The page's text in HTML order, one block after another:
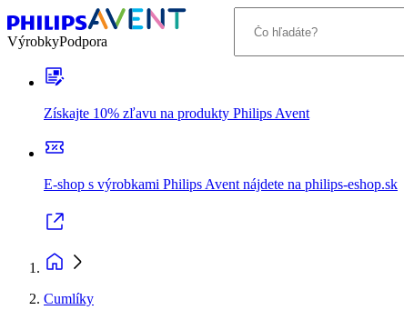
VýrobkyPodpora
Získajte 10% zľavu na produkty Philips Avent
E-shop s výrobkami Philips Avent nájdete na philips-eshop.sk
Cumlíky